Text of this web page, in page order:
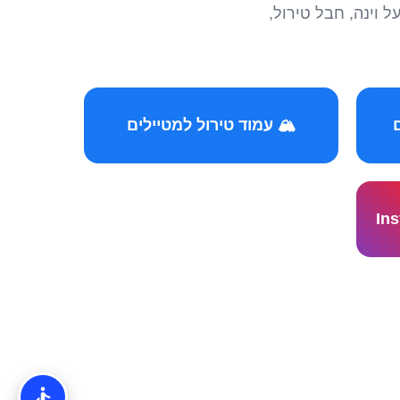
וינה, חבל טירול,
🏔️ עמוד טירול למטיילים